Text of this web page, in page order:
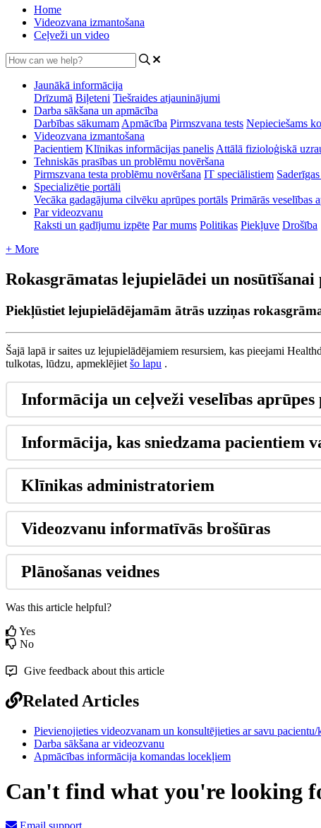
Home
Videozvana izmantošana
Ceļveži un video
Jaunākā informācija
Drīzumā Biļeteni Tiešraides atjauninājumi
Darba sākšana un apmācība
Darbības sākumam Apmācība Pirmszvana tests Nepieciešams
Videozvana izmantošana
Pacientiem Klīnikas informācijas panelis Attālā fizioloģiskā
Tehniskās prasības un problēmu novēršana
Pirmszvana testa problēmu novēršana IT speciālistiem
Specializētie portāli
Vecāka gadagājuma cilvēku aprūpes portāls Primārās veselības
Par videozvanu
Raksti un gadījumu izpēte Par mums Politikas Piekļuve Drošība
+ More
Rokasgrāmatas lejupielādei un
Piekļūstiet lejupielādējamām ātrās uzziņas
Šajā lapā ir saites uz lejupielādējamiem resursiem, kas pieejami
tulkotas, lūdzu, apmeklējiet šo lapu .
Informācija un ceļveži veselības aprūpes
Informācija, kas sniedzama pacientiem
Klīnikas administratoriem
Videozvanu informatīvās brošūras
Plānošanas veidnes
Was this article helpful?
Yes
No
Give feedback about this article
Related Articles
Pievienojieties videozvanam un konsultējieties ar savu pacientu/
Darba sākšana ar videozvanu
Apmācības informācija komandas locekļiem
Can't find what you're looking